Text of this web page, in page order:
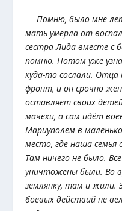
— Помню, было мне
мать умерла от
сестра Лида вместе с
помню. Потом уже
куда-то сослали. Отца
фронт, и он срочно
оставляет своих
мачехи, а сам идёт
Мариуполем в
место, где наша семья
Там ничего не было.
уничтожены были. Во
землянку, там и жили.
боевых действий не